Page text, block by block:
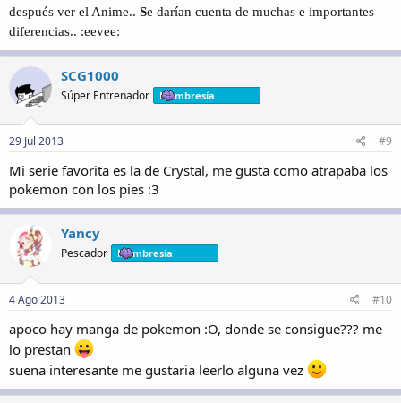
después ver el Anime.. Se darían cuenta de muchas e importantes
diferencias.. :eevee:
SCG1000
Súper Entrenador Membresía
29 Jul 2013 #9
Mi serie favorita es la de Crystal, me gusta como atrapaba los
pokemon con los pies :3
Yancy
Pescador Membresía
4 Ago 2013 #10
apoco hay manga de pokemon :O, donde se consigue??? me
lo prestan
suena interesante me gustaria leerlo alguna vez